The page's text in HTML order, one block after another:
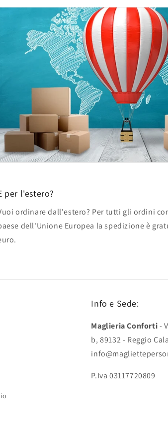
per l'estero?
ordinare dall'estero? Per tutti gli ordini
dell'Unione Europea la spedizione è
Info e Sede:
Maglieria Conforti-
b, 89132 - Reggio
P.Iva 03117720809